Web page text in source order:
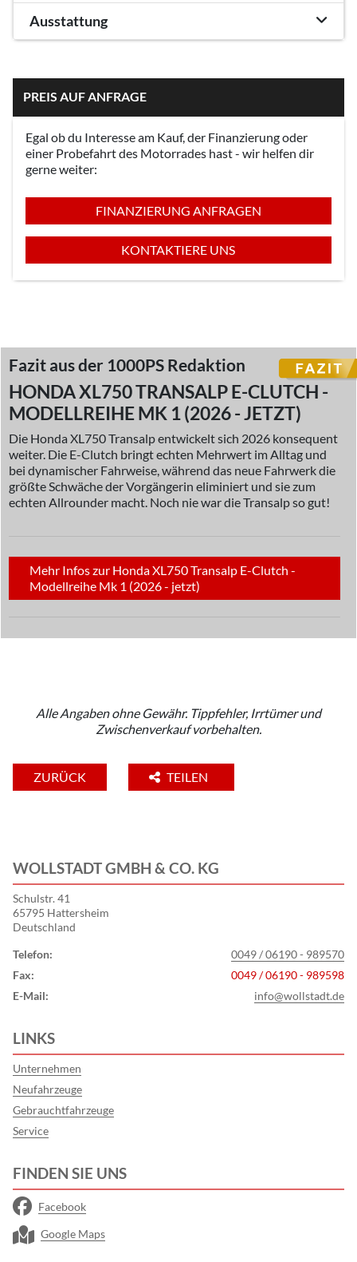
Ausstattung
PREIS AUF ANFRAGE
Egal ob du Interesse am Kauf, der Finanzierung oder
einer Probefahrt des Motorrades hast - wir helfen dir
gerne weiter:
FINANZIERUNG ANFRAGEN
KONTAKTIERE UNS
Fazit aus der 1000PS Redaktion
HONDA XL750 TRANSALP E-CLUTCH -
MODELLREIHE MK 1 (2026 - JETZT)
Die Honda XL750 Transalp entwickelt sich 2026 konsequent
weiter. Die E-Clutch bringt echten Mehrwert im Alltag und
bei dynamischer Fahrweise, während das neue Fahrwerk die
größte Schwäche der Vorgängerin eliminiert und sie zum
echten Allrounder macht. Noch nie war die Transalp so gut!
Mehr Infos zur Honda XL750 Transalp E-Clutch -
Modellreihe Mk 1 (2026 - jetzt)
Alle Angaben ohne Gewähr. Tippfehler, Irrtümer und
Zwischenverkauf vorbehalten.
ZURÜCK TEILEN
WOLLSTADT GMBH & CO. KG
Schulstr. 41
65795 Hattersheim
Deutschland
Telefon:
0049 / 06190 - 989570
Fax:
0049 / 06190 - 989598
E-Mail:
info@wollstadt.de
LINKS
Unternehmen
Neufahrzeuge
Gebrauchtfahrzeuge
Service
FINDEN SIE UNS
Facebook
Google Maps